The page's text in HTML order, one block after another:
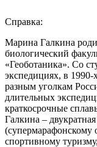
Справка:
Марина Галкина
биологический
«Геоботаника». Со
экспедициях, в 1990-
разным уголкам
длительных
краткосрочные
Галкина –
спортивному